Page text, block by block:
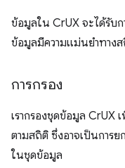
ข้อมูลใน CrUX จะได้รับ
ข้อมูลมีความแม่นยำทาง
การกรอง
เรากรองชุดข้อมูล
ตามสถิติ ซึ่งอาจเป็นการ
ในชุดข้อมูล